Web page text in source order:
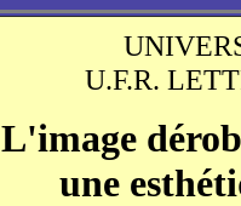
U.F.R.
L'image
une